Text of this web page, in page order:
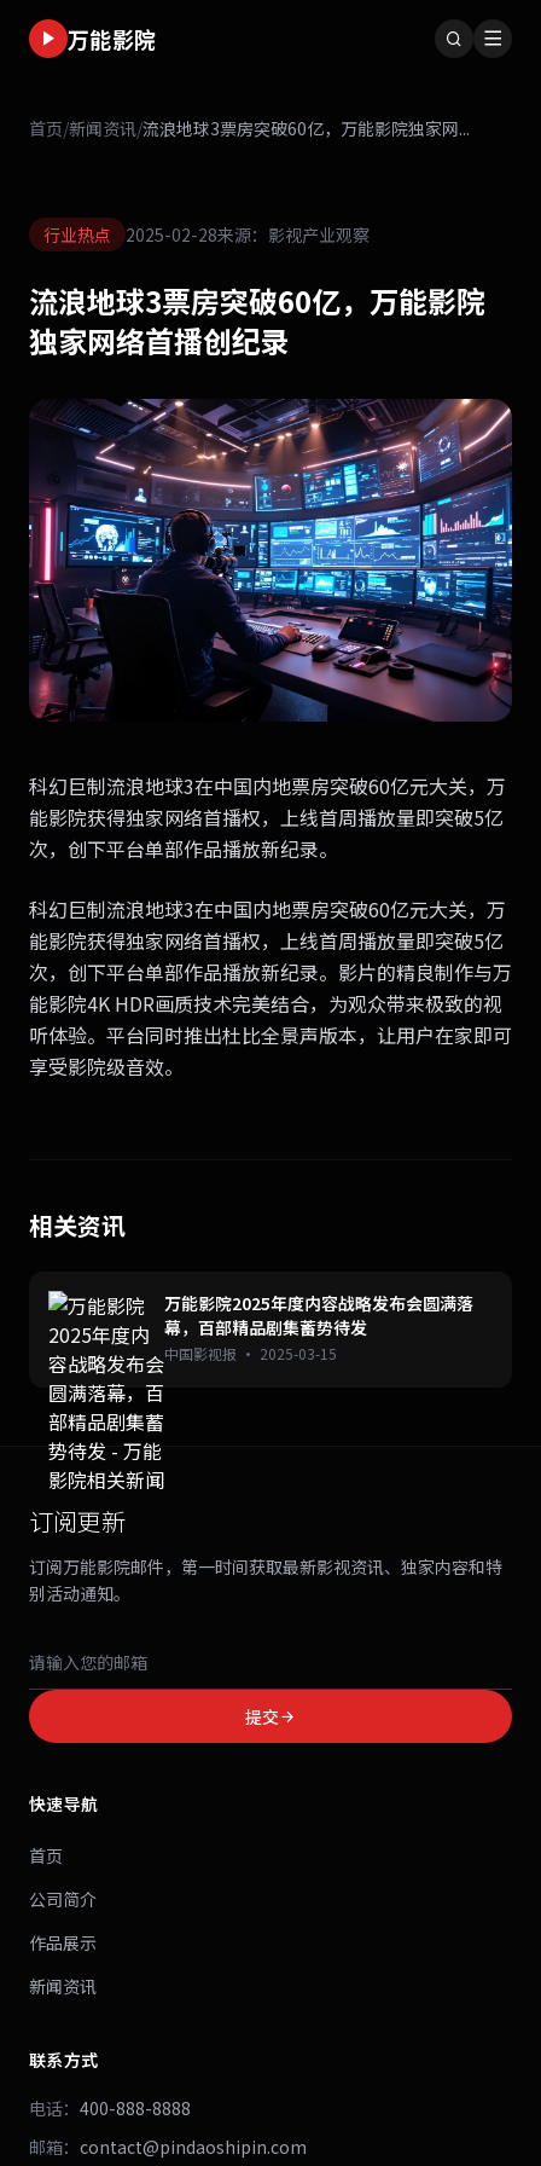
万能影院
首页/新闻资讯/流浪地球3票房突破60亿，万能影院独家网...
行业热点 2025-02-28来源：影视产业观察
流浪地球3票房突破60亿，万能影院
独家网络首播创纪录
科幻巨制流浪地球3在中国内地票房突破60亿元大关，万
能影院获得独家网络首播权，上线首周播放量即突破5亿
次，创下平台单部作品播放新纪录。
科幻巨制流浪地球3在中国内地票房突破60亿元大关，万
能影院获得独家网络首播权，上线首周播放量即突破5亿
次，创下平台单部作品播放新纪录。影片的精良制作与万
能影院4K HDR画质技术完美结合，为观众带来极致的视
听体验。平台同时推出杜比全景声版本，让用户在家即可
享受影院级音效。
相关资讯
万能影院2025年度内容战略发布会圆满落
幕，百部精品剧集蓄势待发
中国影视报 · 2025-03-15
订阅更新
订阅万能影院邮件，第一时间获取最新影视资讯、独家内容和特
别活动通知。
提交
快速导航
首页
公司简介
作品展示
新闻资讯
联系方式
电话： 400-888-8888
邮箱： contact@pindaoshipin.com